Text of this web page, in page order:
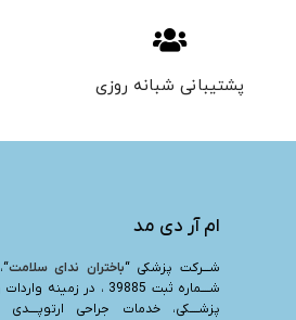
پشتیبانی شبانه روزی
ام آر دی مد
شـــرکت پزشکی “باختران ندای سلامت
شــــماره ثبت 39885 ، در
پزشــــکی، خدمات جراحی